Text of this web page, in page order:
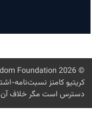
© 2026
Foundation
دسترس است مگر خلاف آن